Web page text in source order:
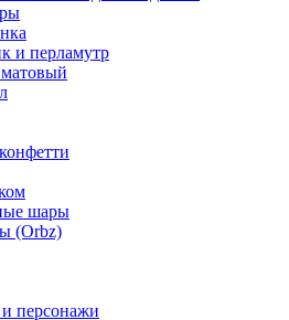
и перламутр
шары
(Orbz)
персонажи